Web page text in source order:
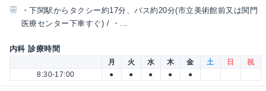
・下関駅からタクシー約17分、バス約20分(市立美術館前又は関門
医療センター下車すぐ) / ・...
内科 診療時間
月 火 水 木 金 土 日
祝
8:30-17:00
● ● ● ● ●